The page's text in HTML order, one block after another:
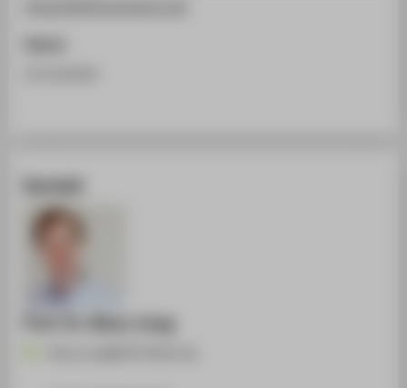
Kontakt
Prof. Dr. Klaus Jung